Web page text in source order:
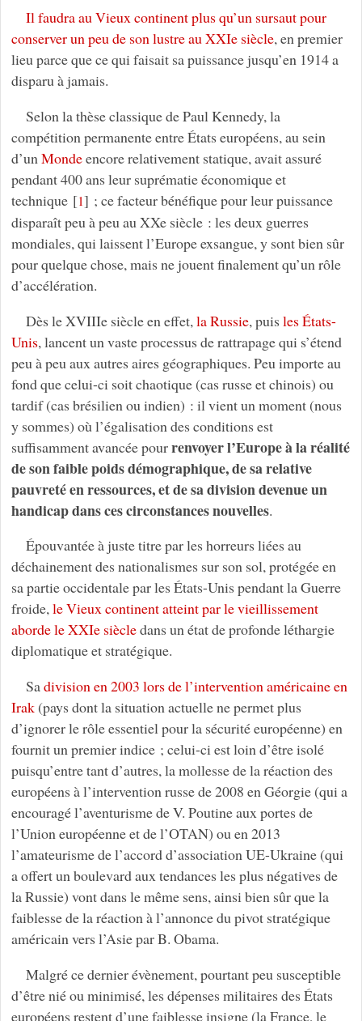
Il faudra au Vieux continent plus qu’un sursaut pour
conserver un peu de son lustre au XXIe siècle, en premier
lieu parce que ce qui faisait sa puissance jusqu’en 1914 a
disparu à jamais.
Selon la thèse classique de Paul Kennedy, la
compétition permanente entre États européens, au sein
d’un Mondeencore relativement statique, avait assuré
pendant 400 ans leur suprématie économique et
technique[1] ; ce facteur bénéfique pour leur puissance
disparaît peu à peu au XXe siècle : les deux guerres
mondiales, qui laissent l’Europe exsangue, y sont bien sûr
pour quelque chose, mais ne jouent finalement qu’un rôle
d’accélération.
Dès le XVIIIe siècle en effet, la Russie, puis les États-
Unis, lancent un vaste processus de rattrapage qui s’étend
peu à peu aux autres aires géographiques. Peu importe au
fond que celui-ci soit chaotique (cas russe et chinois) ou
tardif (cas brésilien ou indien) : il vient un moment (nous
y sommes) où l’égalisation des conditions est
suffisamment avancée pourrenvoyer l’Europe à la réalité
de son faible poids démographique, de sa relative
pauvreté en ressources, et de sa division devenue un
handicap dans ces circonstances nouvelles.
Épouvantée à juste titre par les horreurs liées au
déchainement des nationalismes sur son sol, protégée en
sa partie occidentale par les États-Unis pendant la Guerre
froide,le Vieux continent atteint par le vieillissement
aborde le XXIe siècledans un état de profonde léthargie
diplomatique et stratégique.
Sadivision en 2003 lors de l’intervention américaine en
Irak(pays dont la situation actuelle ne permet plus
d’ignorer le rôle essentiel pour la sécurité européenne) en
fournit un premier indice ; celui-ci est loin d’être isolé
puisqu’entre tant d’autres, la mollesse de la réaction des
européens à l’intervention russe de 2008 en Géorgie (qui a
encouragé l’aventurisme de V. Poutine aux portes de
l’Union européenne et de l’OTAN) ou en 2013
l’amateurisme de l’accord d’association UE-Ukraine (qui
a offert un boulevard aux tendances les plus négatives de
la Russie) vont dans le même sens, ainsi bien sûr que la
faiblesse de la réaction à l’annonce du pivot stratégique
américain vers l’Asie par B. Obama.
Malgré ce dernier évènement, pourtant peu susceptible
d’être nié ou minimisé, les dépenses militaires des États
européens restent d’une faiblesse insigne (la France, le